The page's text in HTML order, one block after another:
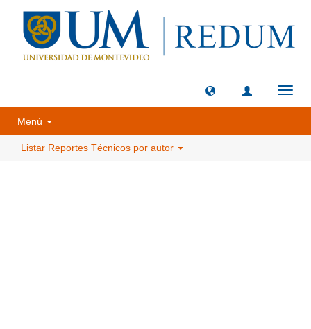
Menú
Listar Reportes Técnicos por autor